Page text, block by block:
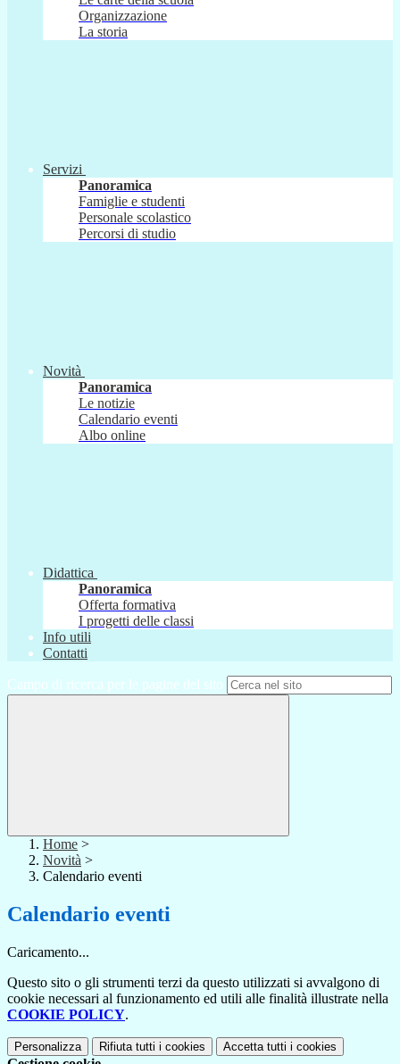
Organizzazione
La storia
Servizi
Panoramica
Famiglie e studenti
Personale scolastico
Percorsi di studio
Novità
Panoramica
Le notizie
Calendario eventi
Albo online
Didattica
Panoramica
Offerta formativa
I progetti delle classi
Info utili
Contatti
Campo di ricerca per le pagine del sito
Home >
Novità >
Calendario eventi
Calendario eventi
Caricamento...
Questo sito o gli strumenti terzi da questo utilizzati si avvalgono di
cookie necessari al funzionamento ed utili alle finalità illustrate nella
COOKIE POLICY.
Personalizza Rifiuta tutti i cookies Accetta tutti i cookies